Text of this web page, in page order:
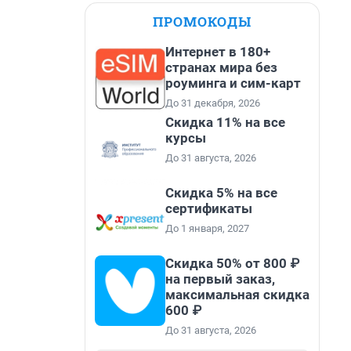
ПРОМОКОДЫ
Интернет в 180+
странах мира без
роуминга и сим-карт
До 31 декабря, 2026
Скидка 11% на все
курсы
До 31 августа, 2026
Скидка 5% на все
сертификаты
До 1 января, 2027
Скидка 50% от 800 ₽
на первый заказ,
максимальная скидка
600 ₽
До 31 августа, 2026